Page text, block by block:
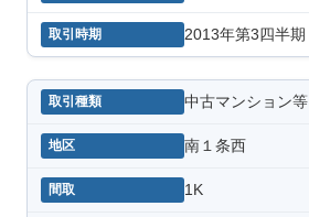
2013年第3四半期
中古マンション等
南１条西
1K